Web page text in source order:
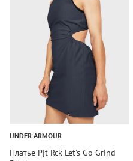
UNDER ARMOUR
Платье Pjt Rck Let's Go Grind